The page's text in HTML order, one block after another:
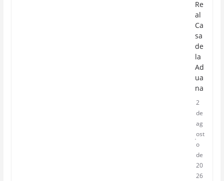
Re
al
Ca
sa
de
la
Ad
ua
na
2
de
ag
ost
o
de
20
26